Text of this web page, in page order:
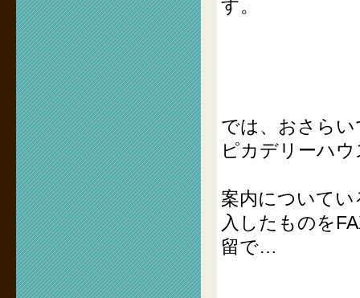
す。
では、おさらい
ピカデリーハ
案内について
入したものを
留で…